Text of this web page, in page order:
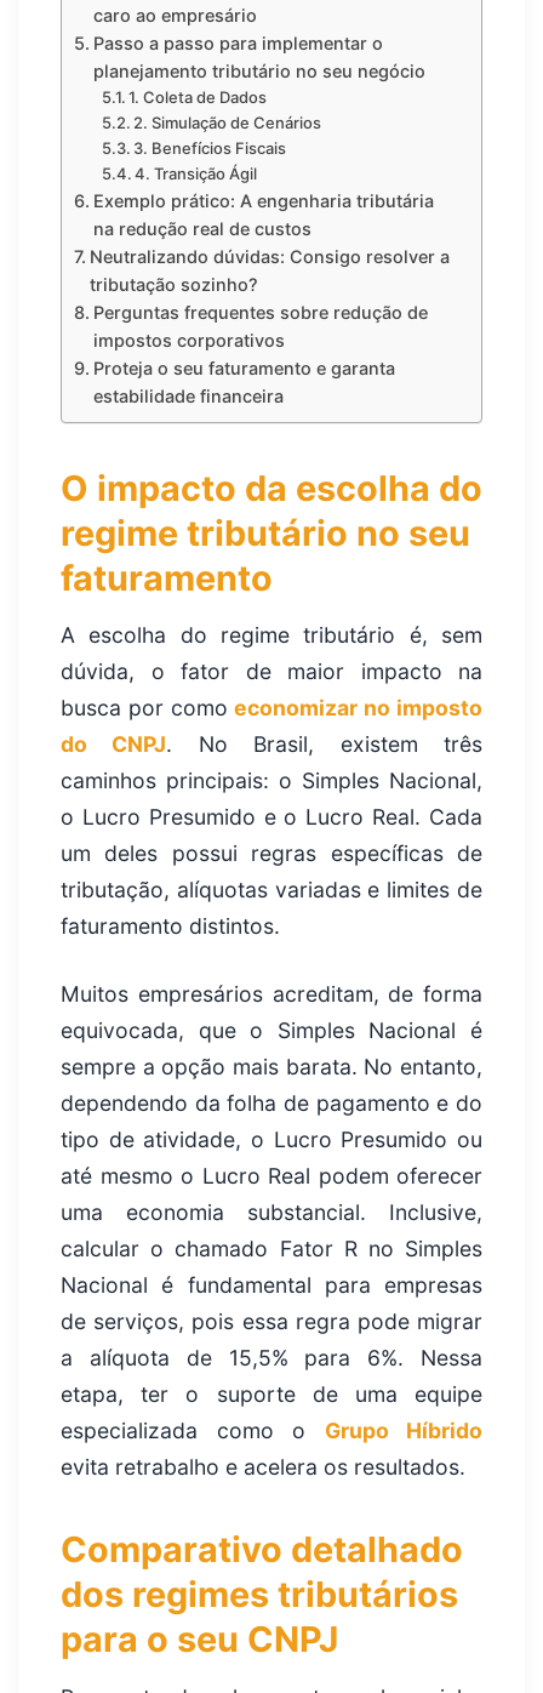
caro ao empresário
Passo a passo para implementar o
planejamento tributário no seu negócio
1. Coleta de Dados
2. Simulação de Cenários
3. Benefícios Fiscais
4. Transição Ágil
Exemplo prático: A engenharia tributária
na redução real de custos
Neutralizando dúvidas: Consigo resolver a
tributação sozinho?
Perguntas frequentes sobre redução de
impostos corporativos
Proteja o seu faturamento e garanta
estabilidade financeira
O impacto da escolha do
regime tributário no seu
faturamento
A escolha do regime tributário é, sem
dúvida, o fator de maior impacto na
busca por comoeconomizar no imposto
do CNPJ. No Brasil, existem três
caminhos principais: o Simples Nacional,
o Lucro Presumido e o Lucro Real. Cada
um deles possui regras específicas de
tributação, alíquotas variadas e limites de
faturamento distintos.
Muitos empresários acreditam, de forma
equivocada, que o Simples Nacional é
sempre a opção mais barata. No entanto,
dependendo da folha de pagamento e do
tipo de atividade, o Lucro Presumido ou
até mesmo o Lucro Real podem oferecer
uma economia substancial. Inclusive,
calcular o chamado Fator R no Simples
Nacional é fundamental para empresas
de serviços, pois essa regra pode migrar
a alíquota de 15,5% para 6%. Nessa
etapa, ter o suporte de uma equipe
especializada como o Grupo Híbrido
evita retrabalho e acelera os resultados.
Comparativo detalhado
dos regimes tributários
para o seu CNPJ